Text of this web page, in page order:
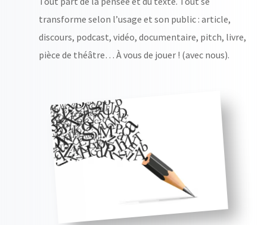
transforme selon l’usage et son public : article,
discours, podcast, vidéo, documentaire, pitch, livre,
pièce de théâtre… À vous de jouer ! (avec nous).